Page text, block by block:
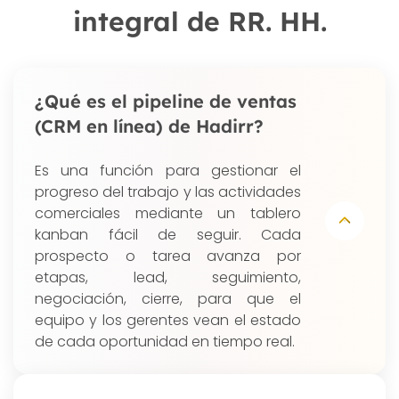
integral de RR. HH.
¿Qué es el pipeline de ventas
(CRM en línea) de Hadirr?
Es una función para gestionar el
progreso del trabajo y las actividades
comerciales mediante un tablero
kanban fácil de seguir. Cada
prospecto o tarea avanza por
etapas, lead, seguimiento,
negociación, cierre, para que el
equipo y los gerentes vean el estado
de cada oportunidad en tiempo real.